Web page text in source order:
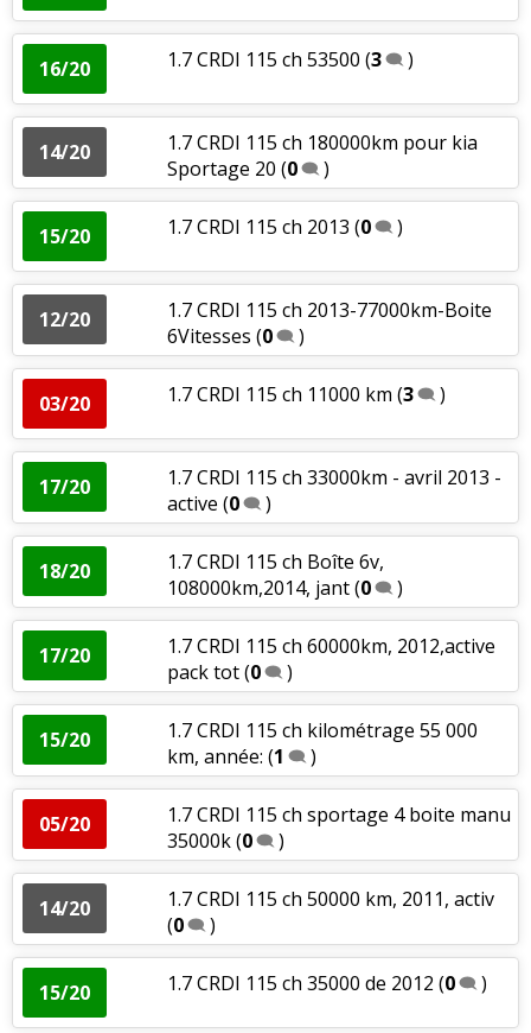
16/20 1.7 CRDI 115 ch 53500 (3 )
14/20
1.7 CRDI 115 ch 180000km pour kia
Sportage 20 (0 )
15/20 1.7 CRDI 115 ch 2013 (0 )
12/20
1.7 CRDI 115 ch 2013-77000km-Boite
6Vitesses (0 )
03/20 1.7 CRDI 115 ch 11000 km (3 )
17/20
1.7 CRDI 115 ch 33000km - avril 2013 -
active (0 )
18/20
1.7 CRDI 115 ch Boîte 6v,
108000km,2014, jant(0 )
17/20
1.7 CRDI 115 ch 60000km, 2012,active
pack tot(0 )
15/20
1.7 CRDI 115 ch kilométrage 55 000
km, année: (1 )
05/20
1.7 CRDI 115 ch sportage 4 boite manu
35000k(0 )
14/20
1.7 CRDI 115 ch 50000 km, 2011, activ
(0 )
15/20 1.7 CRDI 115 ch 35000 de 2012 (0 )